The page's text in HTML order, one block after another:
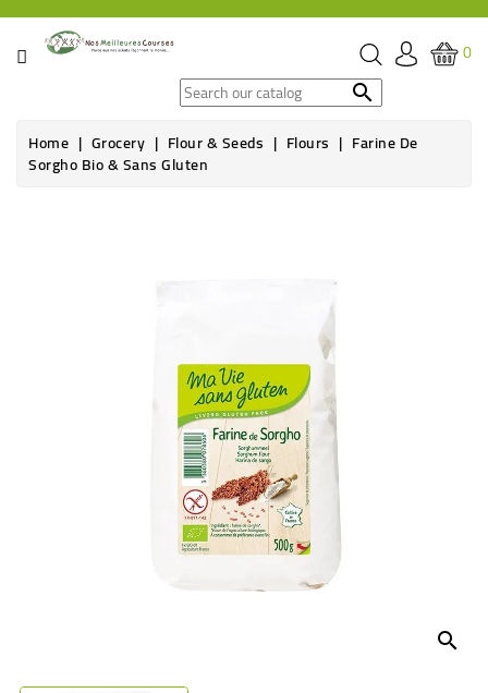
CATEGORY
GROCERY
0

Home Grocery Flour & Seeds Flours Farine De
Sorgho Bio & Sans Gluten
search